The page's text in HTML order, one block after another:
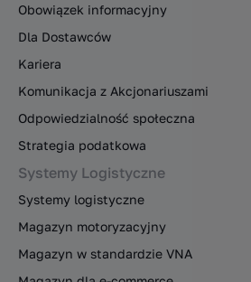
Obowiązek informacyjny
Dla Dostawców
Kariera
Komunikacja z Akcjonariuszami
Odpowiedzialność społeczna
Strategia podatkowa
Systemy Logistyczne
Systemy logistyczne
Magazyn motoryzacyjny
Magazyn w standardzie VNA